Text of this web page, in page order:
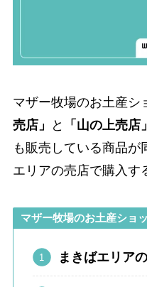
マザー牧場のお土産シ
売店」
と 「山の上売店」
も販売している商品が
エリアの売店で購入す
マザー牧場のお土産ショ
まきばエリア